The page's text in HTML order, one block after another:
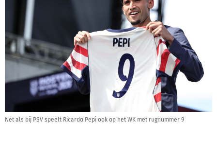
Net als bij PSV speelt Ricardo Pepi ook op het WK met rugnummer 9